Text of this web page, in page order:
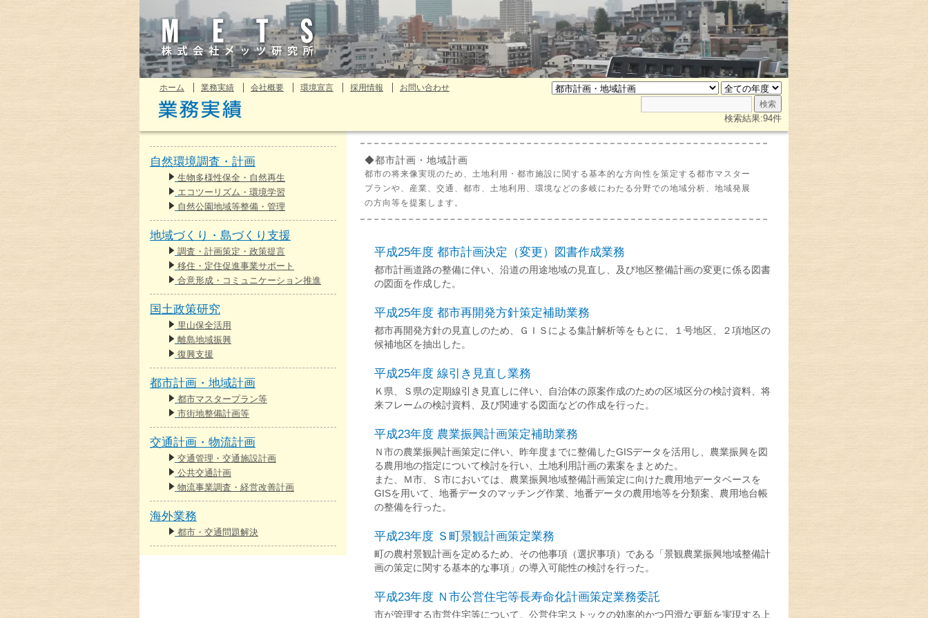
ホーム 業務実績 会社概要 環境宣言 採用情報 お問い合わせ
検索結果:94件
自然環境調査・計画
生物多様性保全・自然再生
エコツーリズム・環境学習
自然公園地域等整備・管理
地域づくり・島づくり支援
調査・計画策定・政策提言
移住・定住促進事業サポート
合意形成・コミュニケーション推進
国土政策研究
里山保全活用
離島地域振興
復興支援
都市計画・地域計画
都市マスタープラン等
市街地整備計画等
交通計画・物流計画
交通管理・交通施設計画
公共交通計画
物流事業調査・経営改善計画
海外業務
都市・交通問題解決
◆都市計画・地域計画
都市の将来像実現のため、土地利用・都市施設に関する基本的な方向性を策定する都市マスター
プランや、産業、交通、都市、土地利用、環境などの多岐にわたる分野での地域分析、地域発展
の方向等を提案します。
平成25年度 都市計画決定（変更）図書作成業務
都市計画道路の整備に伴い、沿道の用途地域の見直し、及び地区整備計画の変更に係る図書
の図面を作成した。
平成25年度 都市再開発方針策定補助業務
都市再開発方針の見直しのため、ＧＩＳによる集計解析等をもとに、１号地区、２項地区の
候補地区を抽出した。
平成25年度 線引き見直し業務
Ｋ県、Ｓ県の定期線引き見直しに伴い、自治体の原案作成のための区域区分の検討資料、将
来フレームの検討資料、及び関連する図面などの作成を行った。
平成23年度 農業振興計画策定補助業務
Ｎ市の農業振興計画策定に伴い、昨年度までに整備したGISデータを活用し、農業振興を図
る農用地の指定について検討を行い、土地利用計画の素案をまとめた。
また、Ｍ市、Ｓ市においては、農業振興地域整備計画策定に向けた農用地データベースを
GISを用いて、地番データのマッチング作業、地番データの農用地等を分類案、農用地台帳
の整備を行った。
平成23年度 Ｓ町景観計画策定業務
町の農村景観計画を定めるため、その他事項（選択事項）である「景観農業振興地域整備計
画の策定に関する基本的な事項」の導入可能性の検討を行った。
平成23年度 Ｎ市公営住宅等長寿命化計画策定業務委託
市が管理する市営住宅等について、公営住宅ストックの効率的かつ円滑な更新を実現する上